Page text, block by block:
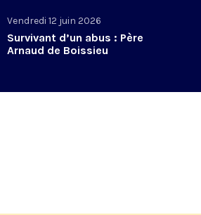
Vendredi 12 juin 2026
Survivant d’un abus : Père
Arnaud de Boissieu